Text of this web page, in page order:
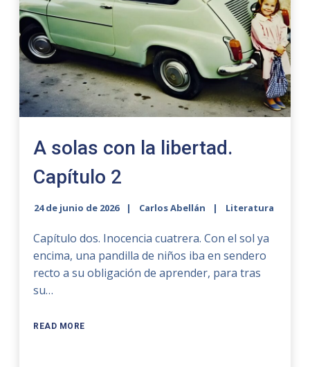
A solas con la libertad.
Capítulo 2
24 de junio de 2026 Carlos Abellán Literatura
Capítulo dos. Inocencia cuatrera. Con el sol ya
encima, una pandilla de niños iba en sendero
recto a su obligación de aprender, para tras
su…
READ MORE